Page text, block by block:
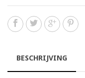
BESCHRIJVING